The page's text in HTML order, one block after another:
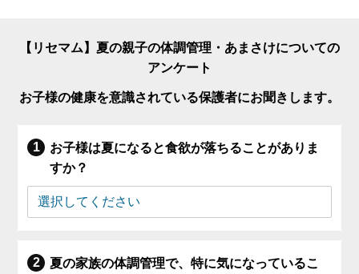
【リセマム】夏の親子の体調管理・あまさけについての
アンケート
お子様の健康を意識されている保護者にお聞きします。
お子様は夏になると食欲が落ちることがありま
すか？
夏の家族の体調管理で、特に気になっているこ